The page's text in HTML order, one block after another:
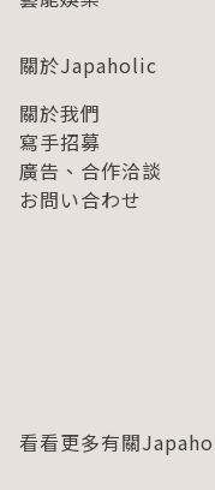
關於Japaholic
關於我們
寫手招募
廣告、合作洽談
お問い合わせ
看看更多有關